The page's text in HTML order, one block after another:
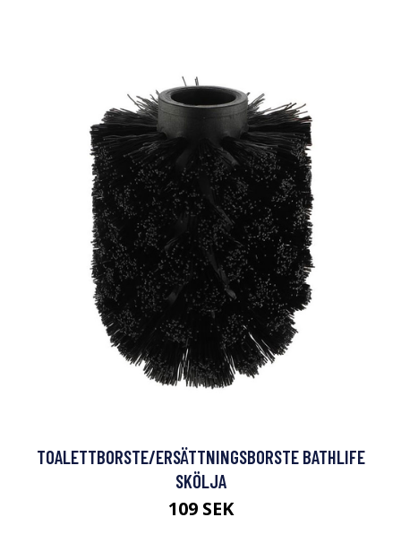
TOALETTBORSTE/ERSÄTTNINGSBORSTE BATHLIFE
SKÖLJA
109 SEK